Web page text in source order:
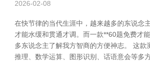
2026-02-08
在快节律的当代生涯中，越来越多的东说念
才能水缓和贯通才调。而一款**60题免费才
多东说念主了解我方智商的方便神志。 这款
推理、数学运算、图形识别、话语意会等多